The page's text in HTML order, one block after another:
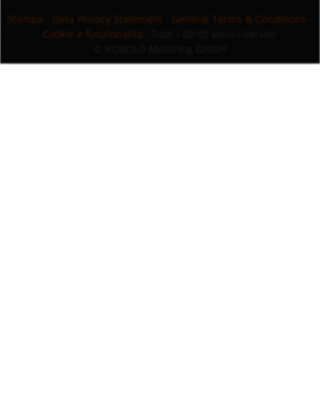
Stampa
Data Privacy Statement General Terms & Conditions
Cookie e funzionalità